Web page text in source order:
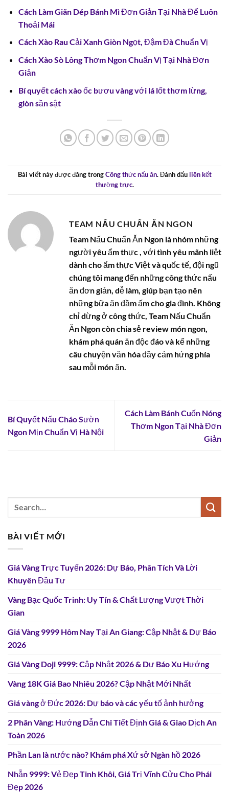
Cách Làm Giãn Dép Bánh Mì Đơn Giản Tại Nhà Để Luôn
Thoải Mái
Cách Xào Rau Cải Xanh Giòn Ngọt, Đậm Đà Chuẩn Vị
Cách Xào Sò Lông Thơm Ngon Chuẩn Vị Tại Nhà Đơn
Giản
Bí quyết cách xào ốc bươu vàng với lá lốt thơm lừng,
giòn sần sật
Bài viết này được đăng trongCông thức nấu ăn. Đánh dấu liên kết
thường trực.
TEAM NẤU CHUẨN ĂN NGON
Team Nấu Chuẩn Ăn Ngon là nhóm những
người yêu ẩm thực , với tình yêu mãnh liệt
dành cho ẩm thực Việt và quốc tế, đội ngũ
chúng tôi mang đến những công thức nấu
ăn đơn giản, dễ làm, giúp bạn tạo nên
những bữa ăn đầm ấm cho gia đình. Không
chỉ dừng ở công thức, Team Nấu Chuẩn
Ăn Ngon còn chia sẻ review món ngon,
khám phá quán ăn độc đáo và kể những
câu chuyện văn hóa đầy cảm hứng phía
sau mỗi món ăn.
Bí Quyết Nấu Cháo Sườn
Ngon Mịn Chuẩn Vị Hà Nội
Cách Làm Bánh Cuốn Nóng
Thơm Ngon Tại Nhà Đơn
Giản
BÀI VIẾT MỚI
Giá Vàng Trực Tuyến 2026: Dự Báo, Phân Tích Và Lời
Khuyên Đầu Tư
Vàng Bạc Quốc Trinh: Uy Tín & Chất Lượng Vượt Thời
Gian
Giá Vàng 9999 Hôm Nay Tại An Giang: Cập Nhật & Dự Báo
2026
Giá Vàng Doji 9999: Cập Nhật 2026 & Dự Báo Xu Hướng
Vàng 18K Giá Bao Nhiêu 2026? Cập Nhật Mới Nhất
Giá vàng ở Đức 2026: Dự báo và các yếu tố ảnh hưởng
2 Phân Vàng: Hướng Dẫn Chi Tiết Định Giá & Giao Dịch An
Toàn 2026
Phần Lan là nước nào? Khám phá Xứ sở Ngàn hồ 2026
Nhẫn 9999: Vẻ Đẹp Tinh Khôi, Giá Trị Vĩnh Cửu Cho Phái
Đẹp 2026